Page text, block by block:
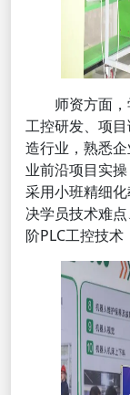
师资方面，
工控研发、项
造行业，熟悉
业前沿项目实
采用小班精细
决学员技术难
阶PLC工控技术